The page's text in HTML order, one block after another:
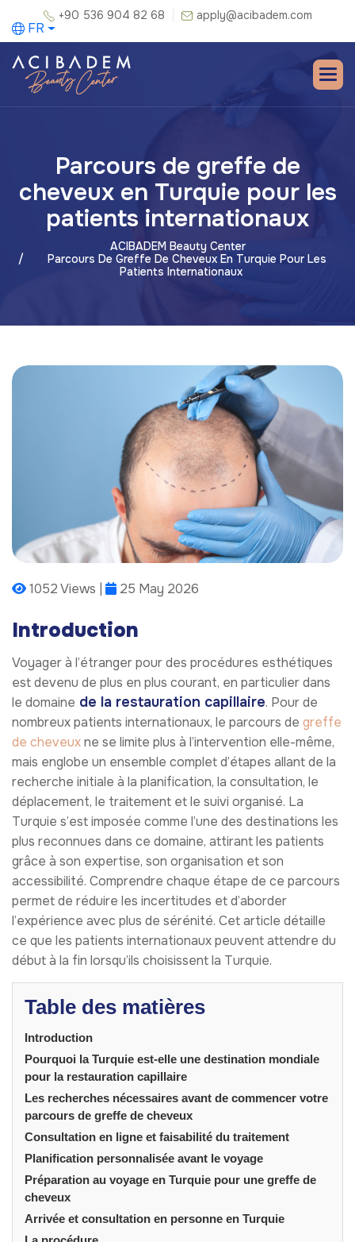
+90 536 904 82 68 apply@acibadem.com
FR
Parcours de greffe de
cheveux en Turquie pour les
patients internationaux
ACIBADEM Beauty Center
Parcours De Greffe De Cheveux En Turquie Pour Les
Patients Internationaux
1052 Views | 25 May 2026
Introduction
Voyager à l’étranger pour des procédures esthétiques
est devenu de plus en plus courant, en particulier dans
le domaine de la restauration capillaire. Pour de
nombreux patients internationaux, le parcours de greffe
de cheveuxne se limite plus à l’intervention elle-même,
mais englobe un ensemble complet d’étapes allant de la
recherche initiale à la planification, la consultation, le
déplacement, le traitement et le suivi organisé. La
Turquie s’est imposée comme l’une des destinations les
plus reconnues dans ce domaine, attirant les patients
grâce à son expertise, son organisation et son
accessibilité. Comprendre chaque étape de ce parcours
permet de réduire les incertitudes et d’aborder
l’expérience avec plus de sérénité. Cet article détaille
ce que les patients internationaux peuvent attendre du
début à la fin lorsqu’ils choisissent la Turquie.
Table des matières
Introduction
Pourquoi la Turquie est-elle une destination mondiale
pour la restauration capillaire
Les recherches nécessaires avant de commencer votre
parcours de greffe de cheveux
Consultation en ligne et faisabilité du traitement
Planification personnalisée avant le voyage
Préparation au voyage en Turquie pour une greffe de
cheveux
Arrivée et consultation en personne en Turquie